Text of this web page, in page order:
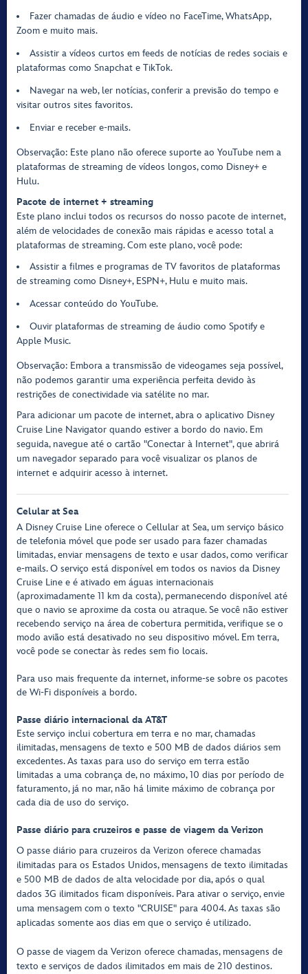
Fazer chamadas de áudio e vídeo no FaceTime, WhatsApp,
Zoom e muito mais.
Assistir a vídeos curtos em feeds de notícias de redes sociais e
plataformas como Snapchat e TikTok.
Navegar na web, ler notícias, conferir a previsão do tempo e
visitar outros sites favoritos.
Enviar e receber e-mails.
Observação: Este plano não oferece suporte ao YouTube nem a
plataformas de streaming de vídeos longos, como Disney+ e
Hulu.
Pacote de internet + streaming
Este plano inclui todos os recursos do nosso pacote de internet,
além de velocidades de conexão mais rápidas e acesso total a
plataformas de streaming. Com este plano, você pode:
Assistir a filmes e programas de TV favoritos de plataformas
de streaming como Disney+, ESPN+, Hulu e muito mais.
Acessar conteúdo do YouTube.
Ouvir plataformas de streaming de áudio como Spotify e
Apple Music.
Observação: Embora a transmissão de videogames seja possível,
não podemos garantir uma experiência perfeita devido às
restrições de conectividade via satélite no mar.
Para adicionar um pacote de internet, abra o aplicativo Disney
Cruise Line Navigator quando estiver a bordo do navio. Em
seguida, navegue até o cartão "Conectar à Internet", que abrirá
um navegador separado para você visualizar os planos de
internet e adquirir acesso à internet.
Celular at Sea
A Disney Cruise Line oferece o Cellular at Sea, um serviço básico
de telefonia móvel que pode ser usado para fazer chamadas
limitadas, enviar mensagens de texto e usar dados, como verificar
e-mails. O serviço está disponível em todos os navios da Disney
Cruise Line e é ativado em águas internacionais
(aproximadamente 11 km da costa), permanecendo disponível até
que o navio se aproxime da costa ou atraque. Se você não estiver
recebendo serviço na área de cobertura permitida, verifique se o
modo avião está desativado no seu dispositivo móvel. Em terra,
você pode se conectar às redes sem fio locais.
Para uso mais frequente da internet, informe-se sobre os pacotes
de Wi-Fi disponíveis a bordo.
Passe diário internacional da AT&T
Este serviço inclui cobertura em terra e no mar, chamadas
ilimitadas, mensagens de texto e 500 MB de dados diários sem
excedentes. As taxas para uso do serviço em terra estão
limitadas a uma cobrança de, no máximo, 10 dias por período de
faturamento, já no mar, não há limite máximo de cobrança por
cada dia de uso do serviço.
Passe diário para cruzeiros e passe de viagem daVerizon
O passe diário para cruzeiros da Verizon oferece chamadas
ilimitadas para os Estados Unidos, mensagens de texto ilimitadas
e 500 MB de dados de alta velocidade por dia, após o qual
dados 3G ilimitados ficam disponíveis. Para ativar o serviço, envie
uma mensagem com o texto "CRUISE" para 4004. As taxas são
aplicadas somente aos dias em que o serviço é utilizado.
O passe de viagem da Verizon oferece chamadas, mensagens de
texto e serviços de dados ilimitados em mais de 210 destinos.